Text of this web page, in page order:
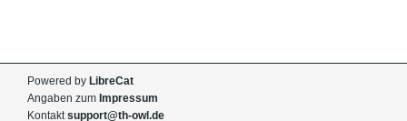
Powered by LibreCat
Angaben zum Impressum
Kontaktsupport@th-owl.de